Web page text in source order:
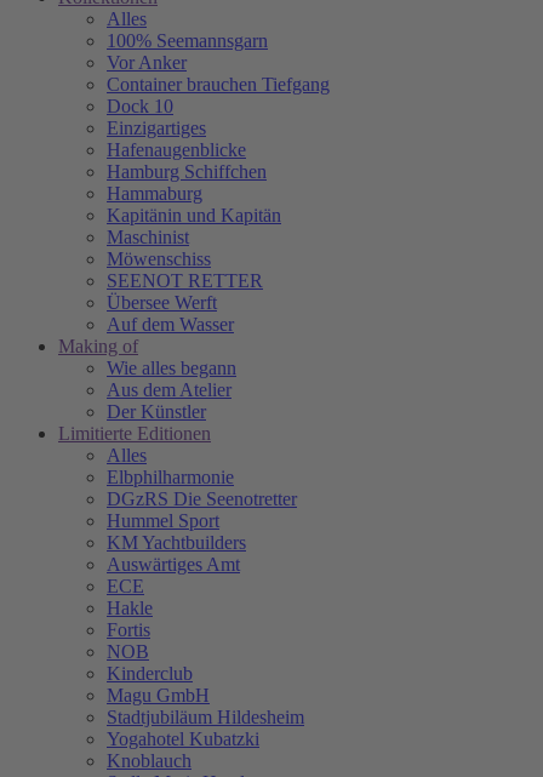
Alles
100% Seemannsgarn
Vor Anker
Container brauchen Tiefgang
Dock 10
Einzigartiges
Hafenaugen­blicke
Hamburg Schiffchen
Hammaburg
Kapitänin und Kapitän
Maschinist
Möwenschiss
SEENOT RETTER
Übersee Werft
Auf dem Wasser
Making of
Wie alles begann
Aus dem Atelier
Der Künstler
Limitierte Editionen
Alles
Elbphilharmonie
DGzRS Die Seenotretter
Hummel Sport
KM Yachtbuilders
Auswärtiges Amt
ECE
Hakle
Fortis
NOB
Kinderclub
Magu GmbH
Stadtjubiläum Hildesheim
Yogahotel Kubatzki
Knoblauch